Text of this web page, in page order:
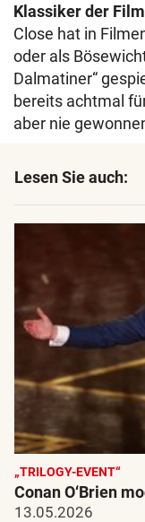
Klassiker der
Close hat in
oder als
Dalmatiner“
bereits achtmal
aber nie
Lesen Sie auch:
„TRILOGY-EVENT“
Conan O‘Brien
13.05.2026